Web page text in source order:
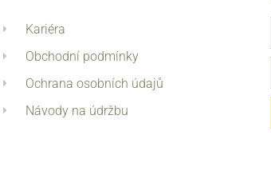
Kariéra
Obchodní podmínky
Ochrana osobních údajů
Návody na údržbu